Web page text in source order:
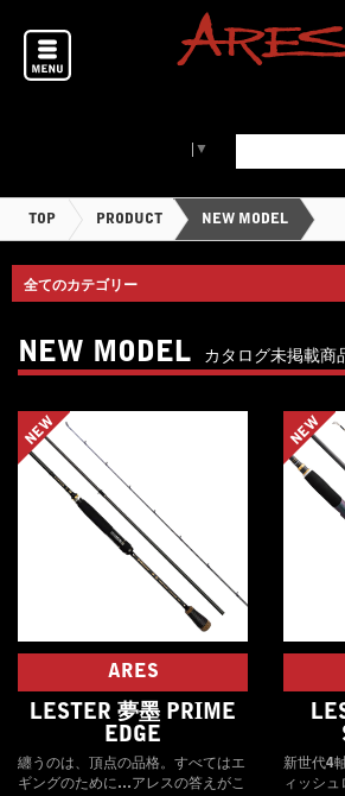
▼
TOP PRODUCT NEW MODEL
NEW MODEL カタログ未掲載商
NEW
ARES
LESTER 夢墨 PRIME
EDGE
纏うのは、頂点の品格。すべてはエ
ギングのために…アレスの答えがこ
NEW
新世代4
ィッシュ